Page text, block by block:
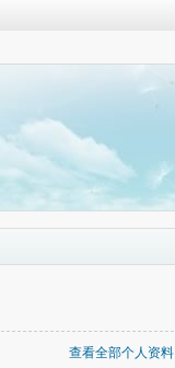
查看全部个人资料